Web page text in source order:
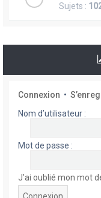
Sujets :
Connexion •
Nom d’utilisateur :
Mot de passe :
J’ai oublié mon mot